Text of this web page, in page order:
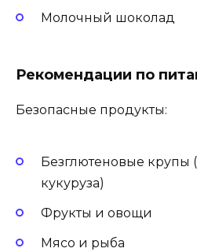
Молочный шоколад
Рекомендации по
Безопасные продукты:
Безглютеновые крупы
кукуруза)
Фрукты и овощи
Мясо и рыба